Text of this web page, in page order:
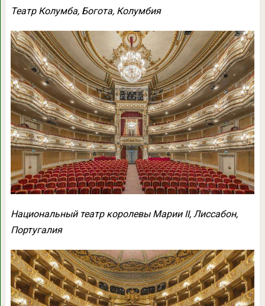
Театр Колумба, Богота, Колумбия
Национальный театр королевы Марии II, Лиссабон,
Португалия